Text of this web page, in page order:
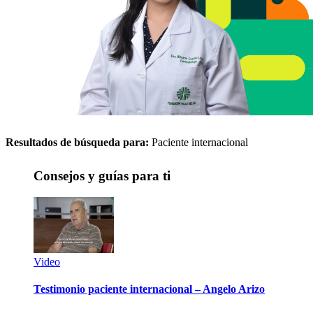
Resultados de búsqueda para: Paciente internacional
Consejos y guías para ti
Video
Testimonio paciente internacional – Angelo Arizo